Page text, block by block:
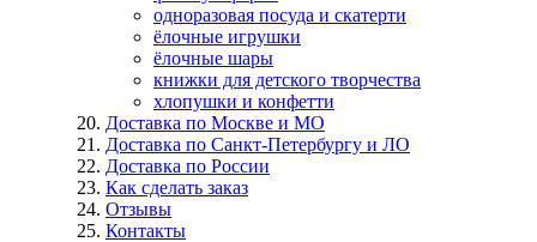
одноразовая посуда и скатерти
ёлочные игрушки
ёлочные шары
книжки для детского творчества
хлопушки и конфетти
Доставка по Москве и МО
Доставка по Санкт-Петербургу и ЛО
Доставка по России
Как сделать заказ
Отзывы
Контакты